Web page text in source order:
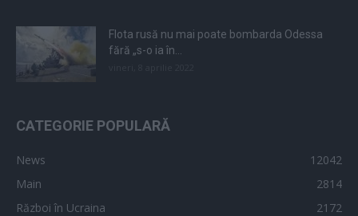
Flota rusă nu mai poate bombarda Odessa
fără „s-o ia în...
CATEGORIE POPULARĂ
News
12042
Main
2814
Război în Ucraina
2172